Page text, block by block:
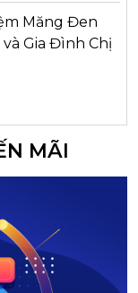
Măng Đen
Gia Đình Chị
MÃI